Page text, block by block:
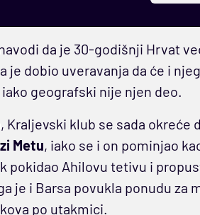
da je 30-godišnji Hrvat
je dobio uveravanja da će i
geografski nije njen deo.
Kraljevski klub se sada
Metu, iako se i on pominjao
pokidao Ahilovu tetivu i
je i Barsa povukla ponudu za
po utakmici.